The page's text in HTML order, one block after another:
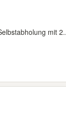
mit